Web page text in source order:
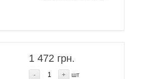
1 472 грн.
- + шт